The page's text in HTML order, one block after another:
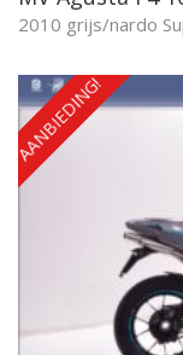
2010 grijs/nardo
AANBIEDING!